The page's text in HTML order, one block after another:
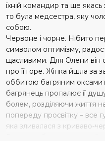
їхній командир та ще якась
то була медсестра, яку
собою.
Червоне і чорне. Нібито
символом оптимізму,
щасливими. Для Олени він
про її горе. Жінка йшла
оббитою багряним
багрянець пропалює її
болем, розділяючи життя
попереду просвітку – все
яка зливалася з криваво-